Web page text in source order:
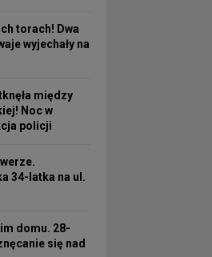
torach! Dwa
wyjechały na
między
Noc w
policji
34-latka na ul.
domu. 28-
się nad